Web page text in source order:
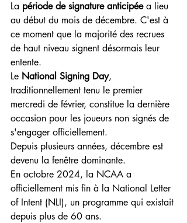
La période de signature anticipée a lieu
au début du mois de décembre. C'est à
ce moment que la majorité des recrues
de haut niveau signent désormais leur
entente.
Le National Signing Day,
traditionnellement tenu le premier
mercredi de février, constitue la dernière
occasion pour les joueurs non signés de
s'engager officiellement.
Depuis plusieurs années, décembre est
devenu la fenêtre dominante.
En octobre 2024, la NCAA a
officiellement mis fin à la National Letter
of Intent (NLI), un programme qui existait
depuis plus de 60 ans.